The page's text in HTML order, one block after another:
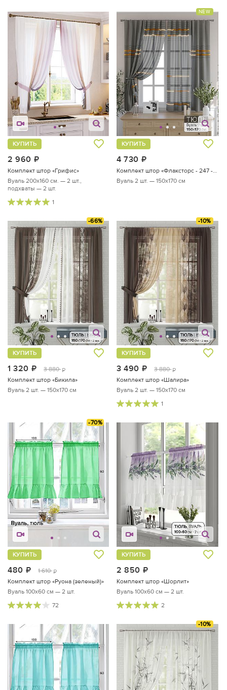
2 960
КУПИТЬ
Комплект штор «Грифис»
Вуаль 200х160 см. — 2 шт.,
подхваты — 2 шт.
1
NEW
4 730
КУПИТЬ
Комплект штор «Флаксторс - 247 - 170 см»
Вуаль 2 шт. — 150х170 см
-66%
1 320 руб.
3 880 руб.
КУПИТЬ
Комплект штор «Бикила»
Вуаль 2 шт. — 150х170 см
-10%
3 490 руб.
3 880 руб.
КУПИТЬ
Комплект штор «Шалира»
Вуаль 2 шт. — 150х170 см
1
-70%
480 руб.
1 610 руб.
КУПИТЬ
Комплект штор «Руона (зеленый)»
Вуаль 100х60 см — 2 шт.
72
2 850
КУПИТЬ
Комплект штор «Шорлит»
Вуаль 100х60 см — 2 шт.
2
-10%